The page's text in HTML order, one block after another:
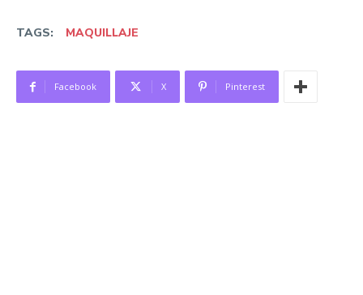
TAGS: MAQUILLAJE
Facebook X Pinterest